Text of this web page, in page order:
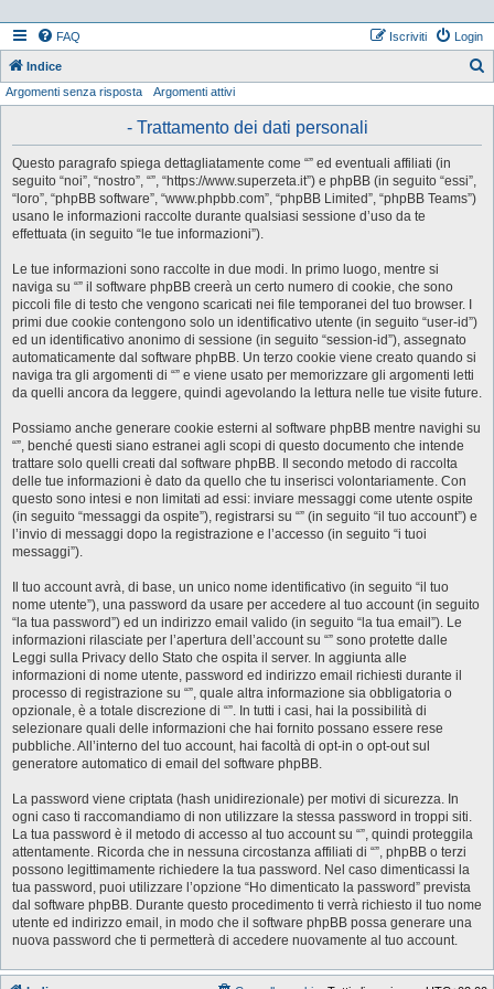
FAQ Login
Iscriviti
Indice
Argomenti senza risposta Argomenti attivi
- Trattamento dei dati personali
Questo paragrafo spiega dettagliatamente come “” ed eventuali affiliati (in
seguito “noi”, “nostro”, “”, “https://www.superzeta.it”) e phpBB (in seguito “essi”,
“loro”, “phpBB software”, “www.phpbb.com”, “phpBB Limited”, “phpBB Teams”)
usano le informazioni raccolte durante qualsiasi sessione d’uso da te
effettuata (in seguito “le tue informazioni”).
Le tue informazioni sono raccolte in due modi. In primo luogo, mentre si
naviga su “” il software phpBB creerà un certo numero di cookie, che sono
piccoli file di testo che vengono scaricati nei file temporanei del tuo browser. I
primi due cookie contengono solo un identificativo utente (in seguito “user-id”)
ed un identificativo anonimo di sessione (in seguito “session-id”), assegnato
automaticamente dal software phpBB. Un terzo cookie viene creato quando si
naviga tra gli argomenti di “” e viene usato per memorizzare gli argomenti letti
da quelli ancora da leggere, quindi agevolando la lettura nelle tue visite future.
Possiamo anche generare cookie esterni al software phpBB mentre navighi su
“”, benché questi siano estranei agli scopi di questo documento che intende
trattare solo quelli creati dal software phpBB. Il secondo metodo di raccolta
delle tue informazioni è dato da quello che tu inserisci volontariamente. Con
questo sono intesi e non limitati ad essi: inviare messaggi come utente ospite
(in seguito “messaggi da ospite”), registrarsi su “” (in seguito “il tuo account”) e
l’invio di messaggi dopo la registrazione e l’accesso (in seguito “i tuoi
messaggi”).
Il tuo account avrà, di base, un unico nome identificativo (in seguito “il tuo
nome utente”), una password da usare per accedere al tuo account (in seguito
“la tua password”) ed un indirizzo email valido (in seguito “la tua email”). Le
informazioni rilasciate per l’apertura dell’account su “” sono protette dalle
Leggi sulla Privacy dello Stato che ospita il server. In aggiunta alle
informazioni di nome utente, password ed indirizzo email richiesti durante il
processo di registrazione su “”, quale altra informazione sia obbligatoria o
opzionale, è a totale discrezione di “”. In tutti i casi, hai la possibilità di
selezionare quali delle informazioni che hai fornito possano essere rese
pubbliche. All’interno del tuo account, hai facoltà di opt-in o opt-out sul
generatore automatico di email del software phpBB.
La password viene criptata (hash unidirezionale) per motivi di sicurezza. In
ogni caso ti raccomandiamo di non utilizzare la stessa password in troppi siti.
La tua password è il metodo di accesso al tuo account su “”, quindi proteggila
attentamente. Ricorda che in nessuna circostanza affiliati di “”, phpBB o terzi
possono legittimamente richiedere la tua password. Nel caso dimenticassi la
tua password, puoi utilizzare l’opzione “Ho dimenticato la password” prevista
dal software phpBB. Durante questo procedimento ti verrà richiesto il tuo nome
utente ed indirizzo email, in modo che il software phpBB possa generare una
nuova password che ti permetterà di accedere nuovamente al tuo account.